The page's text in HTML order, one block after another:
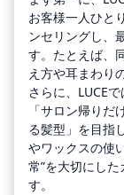
お客様一人ひと
ンセリングし、
す。たとえば、
え方や耳まわり
さらに、LUCE
「サロン帰り
る髪型」を目指
やワックスの使
常”を大切にし
す。